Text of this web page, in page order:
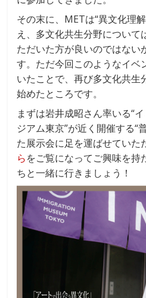
その末に、METは“異文化理
え、多文化共生分野について
ただいた方が良いのではない
す。ただ今回このようなイベ
いたことで、再び多文化共生
始めたところです。
まずは岩井成昭さん率いる“
ジアム東京”が近く開催する“
た展示会に足を運ばせていた
らをご覧になってご興味を持
ちと一緒に行きましょう！